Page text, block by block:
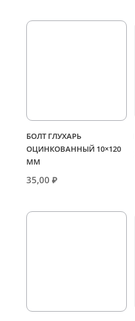
БОЛТ ГЛУХАРЬ
ОЦИНКОВАННЫЙ 10×120
ММ
35,00 ₽